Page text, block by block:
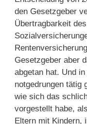
den Gesetzgeber
Übertragbarkeit
Gesetzgeber aber
abgetan hat. Und
notgedrungen tätig
wie sich das
vorgestellt habe,
Eltern mit Kindern,